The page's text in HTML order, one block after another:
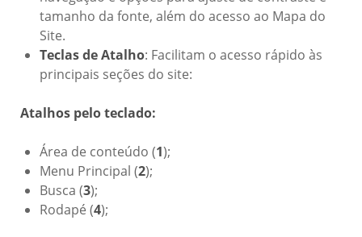
tamanho da fonte, além do acesso ao Mapa do
Site.
Teclas de Atalho: Facilitam o acesso rápido às
principais seções do site:
Atalhos pelo teclado:
Área de conteúdo (1);
Menu Principal (2);
Busca (3);
Rodapé (4);